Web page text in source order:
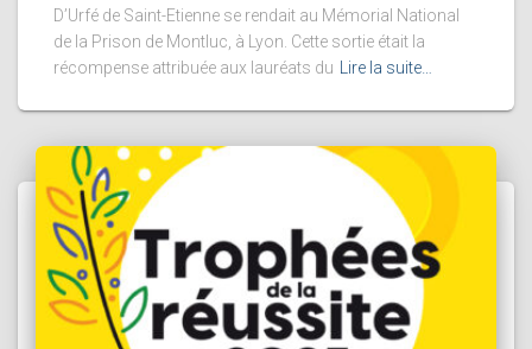
D’Urfé de Saint-Etienne se rendait au Mémorial National
de la Prison de Montluc, à Lyon. Cette sortie était la
récompense attribuée aux lauréats du
Lire la suite…